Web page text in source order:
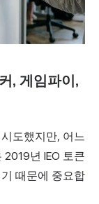
, 게임파이,
도했지만, 어느
년 IEO 토큰
때문에 중요합